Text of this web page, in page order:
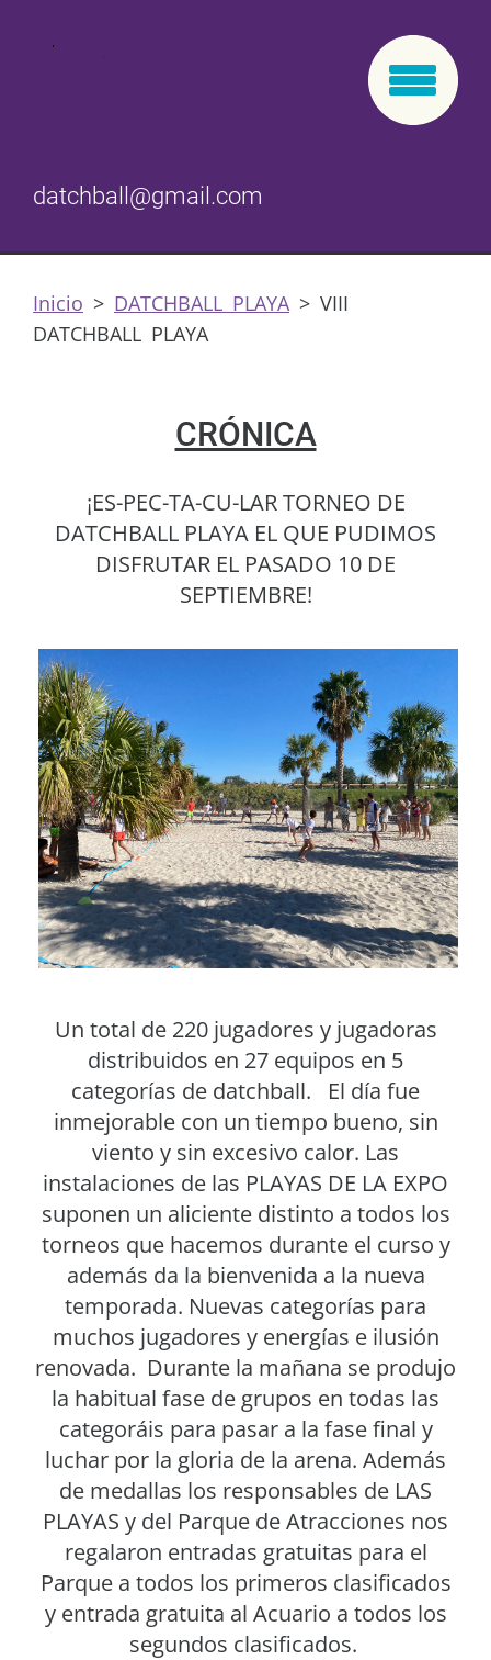
datchball@gmail.com
Inicio > DATCHBALL PLAYA > VIII
DATCHBALL PLAYA
CRÓNICA
¡ES-PEC-TA-CU-LAR TORNEO DE
DATCHBALL PLAYA EL QUE PUDIMOS
DISFRUTAR EL PASADO 10 DE
SEPTIEMBRE!
Un total de 220 jugadores y jugadoras
distribuidos en 27 equipos en 5
categorías de datchball. El día fue
inmejorable con un tiempo bueno, sin
viento y sin excesivo calor. Las
instalaciones de las PLAYAS DE LA EXPO
suponen un aliciente distinto a todos los
torneos que hacemos durante el curso y
además da la bienvenida a la nueva
temporada. Nuevas categorías para
muchos jugadores y energías e ilusión
renovada. Durante la mañana se produjo
la habitual fase de grupos en todas las
categoráis para pasar a la fase final y
luchar por la gloria de la arena. Además
de medallas los responsables de LAS
PLAYAS y del Parque de Atracciones nos
regalaron entradas gratuitas para el
Parque a todos los primeros clasificados
y entrada gratuita al Acuario a todos los
segundos clasificados.